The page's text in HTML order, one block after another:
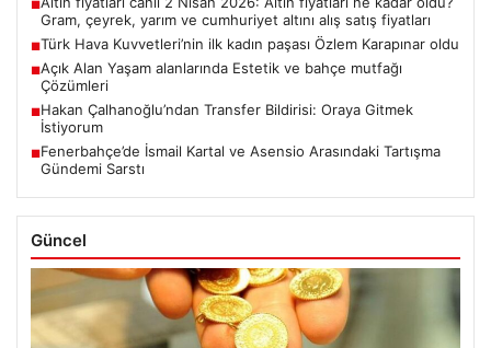
■
Gram, çeyrek, yarım ve cumhuriyet altını alış satış fiyatları
■Türk Hava Kuvvetleri’nin ilk kadın paşası Özlem Karapınar oldu
■Açık Alan Yaşam alanlarında Estetik ve bahçe mutfağı
Çözümleri
■Hakan Çalhanoğlu’ndan Transfer Bildirisi: Oraya Gitmek
İstiyorum
■Fenerbahçe’de İsmail Kartal ve Asensio Arasındaki Tartışma
Gündemi Sarstı
Güncel